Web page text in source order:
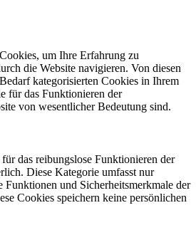
um Ihre Erfahrung zu
die Website navigieren. Von diesen
kategorisierten Cookies in Ihrem
für das Funktionieren der
von wesentlicher Bedeutung sind.
das reibungslose Funktionieren der
Diese Kategorie umfasst nur
Funktionen und Sicherheitsmerkmale der
Cookies speichern keine persönlichen